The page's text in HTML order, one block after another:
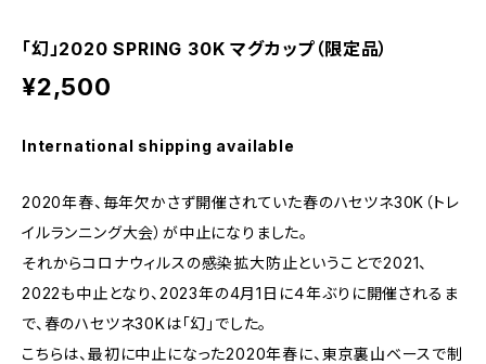
「幻」2020 SPRING 30K マグカップ（限定品）
¥2,500
International shipping available
2020年春、毎年欠かさず開催されていた春のハセツネ30K（トレ
イルランニング大会）が中止になりました。
それからコロナウィルスの感染拡大防止ということで2021、
2022も中止となり、2023年の4月1日に４年ぶりに開催されるま
で、春のハセツネ30Kは「幻」でした。
こちらは、最初に中止になった2020年春に、東京裏山ベースで制